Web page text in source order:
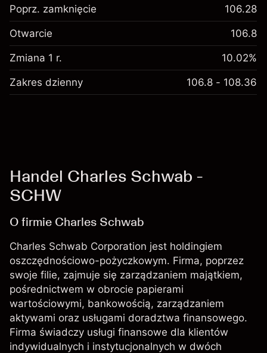
Poprz. zamknięcie 106.28
Otwarcie 106.8
Zmiana 1 r. 10.02%
Zakres dzienny 106.8 - 108.36
Handel Charles Schwab -
SCHW
O firmie Charles Schwab
Charles Schwab Corporation jest holdingiem
oszczędnościowo-pożyczkowym. Firma, poprzez
swoje filie, zajmuje się zarządzaniem majątkiem,
pośrednictwem w obrocie papierami
wartościowymi, bankowością, zarządzaniem
aktywami oraz usługami doradztwa finansowego.
Firma świadczy usługi finansowe dla klientów
indywidualnych i instytucjonalnych w dwóch